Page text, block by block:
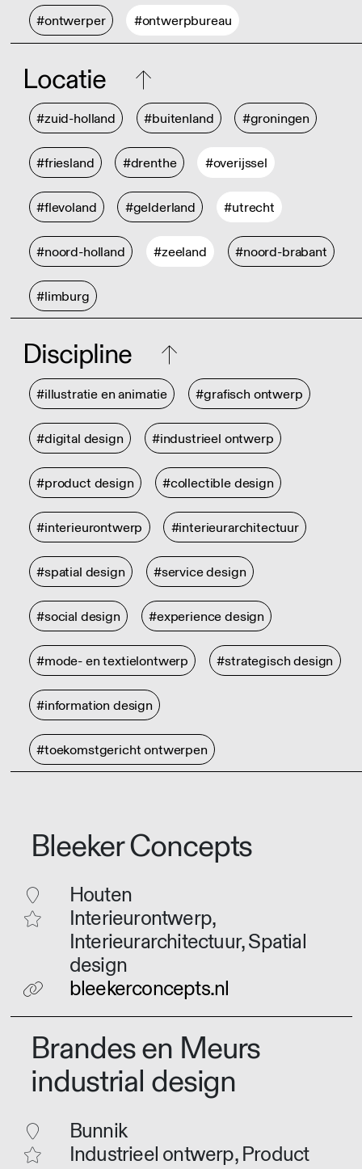
#ontwerper #ontwerpbureau
Locatie
#zuid-holland #buitenland #groningen
#friesland #drenthe #overijssel
#flevoland #gelderland #utrecht
#noord-holland #zeeland #noord-brabant
#limburg
Discipline
#illustratie en animatie #grafisch ontwerp
#digital design #industrieel ontwerp
#product design #collectible design
#interieurontwerp #interieurarchitectuur
#spatial design #service design
#social design #experience design
#mode- en textielontwerp #strategisch design
#information design
#toekomstgericht ontwerpen
Bleeker Concepts
Houten
Interieurontwerp,
Interieurarchitectuur, Spatial
design
bleekerconcepts.nl
Brandes en Meurs
industrial design
Bunnik
Industrieel ontwerp, Product